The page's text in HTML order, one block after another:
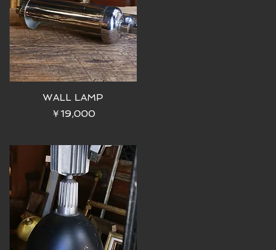
WALL LAMP
価格
￥19,000